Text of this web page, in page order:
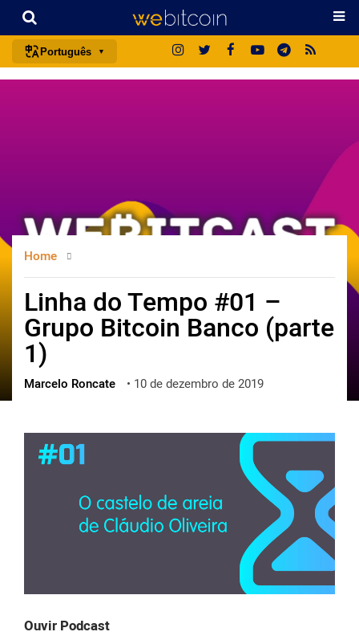
Português
日本語
中文
한국어
العربية
ქართული
vietnamese
Home
Linha do Tempo #01 –
Grupo Bitcoin Banco (parte
1)
Marcelo Roncate • 10 de dezembro de 2019
Ouvir Podcast